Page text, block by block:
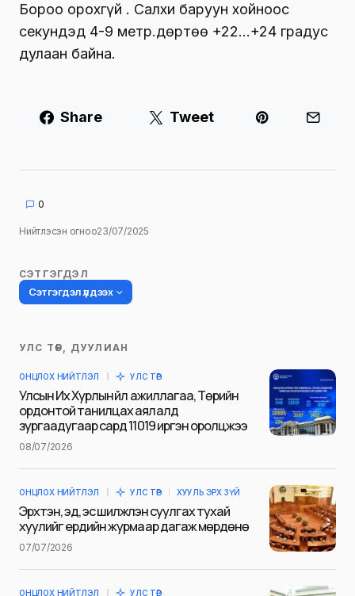
Бороо орохгүй . Салхи баруун хойноос
секундэд 4-9 метр.Өдөртөө +22…+24 градус
дулаан байна.
Share Tweet
0
Нийтлэсэн огноо23/07/2025
СЭТГЭГДЭЛ
Сэтгэгдэл үлдээх
Таны имэйл хаягийг нийтлэхгүй.
тэмдэглэсэн
Сэтгэгдэл*
Name
УЛС ТӨР, ДУУЛИАН
ОНЦЛОХ НИЙТЛЭЛ УЛС ТӨР
Улсын Их Хурлын үйл ажиллагаа, Төрийн
ордонтой танилцах аялалд
зургаадугаар сард 11019 иргэн оролцжээ
08/07/2026
ОНЦЛОХ НИЙТЛЭЛ УЛС ТӨР ХУУЛЬ ЭРХ ЗҮЙ
Эрхтэн, эд, эс шилжүүлэн суулгах тухай
хуулийг ердийн журмаар дагаж мөрдөнө
07/07/2026
ОНЦЛОХ НИЙТЛЭЛ УЛС ТӨР